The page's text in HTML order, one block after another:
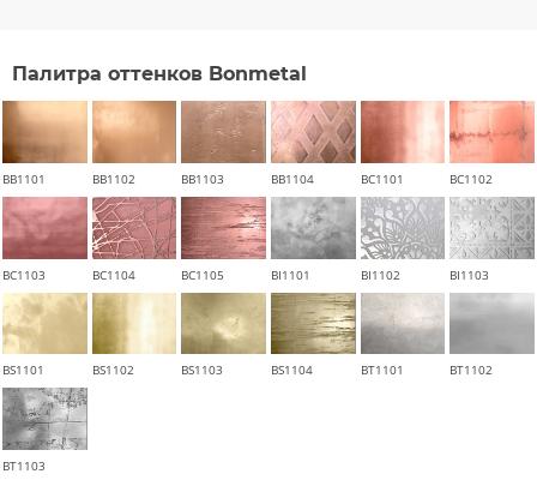
Палитра оттенков Bonmetal
BB1101 BB1102 BB1103 BB1104 BC1101 BC1102
BC1103 BC1104 BC1105 BI1101 BI1102 BI1103
BS1101 BS1102 BS1103 BS1104 BT1101 BT1102
BT1103